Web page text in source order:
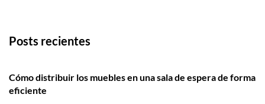
Posts recientes
Cómo distribuir los muebles en una sala de espera de forma
eficiente